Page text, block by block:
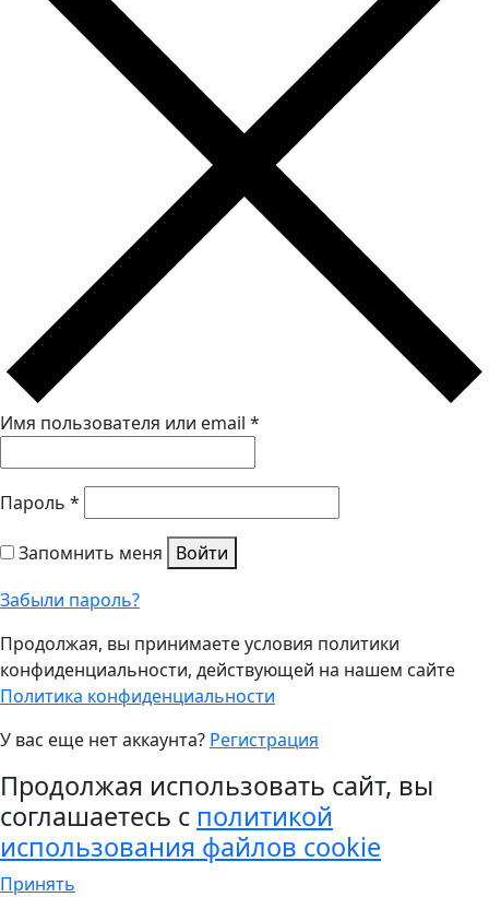
Имя пользователя или email *
Пароль *
Запомнить меня
Войти
Забыли пароль?
Продолжая, вы принимаете условия политики
конфиденциальности, действующей на нашем сайте
Политика конфиденциальности
У вас еще нет аккаунта? Регистрация
Продолжая использовать сайт, вы
соглашаетесь с политикой
использования файлов cookie
Принять